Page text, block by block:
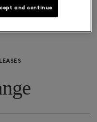
and continue